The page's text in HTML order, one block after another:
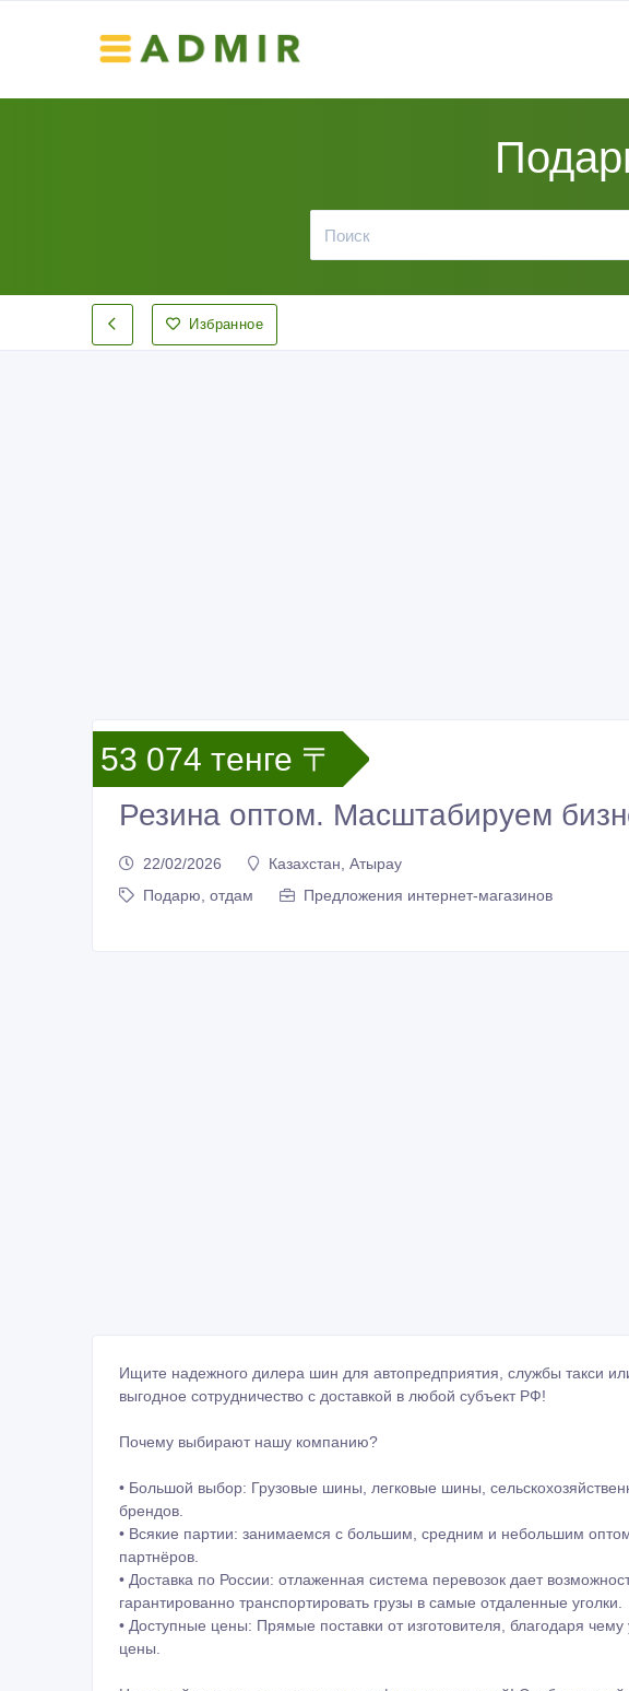
Избранное
53 074 тенге 〒
Резина оптом. Масштабируем
22/02/2026
Казахстан, Атырау
Подарю, отдам
Предложения интернет-магазинов
Ищите надежного дилера шин для автопредприятия, службы такси
выгодное сотрудничество с доставкой в любой субъект РФ!
Почему выбирают нашу компанию?
• Большой выбор: Грузовые шины, легковые шины,
брендов.
• Всякие партии: занимаемся c большим, средним и небольшим
партнёров.
• Доставка по России: отлаженная система перевозок дает
гарантированно транспортировать грузы в самые отдаленные уголки.
• Доступные цены: Прямые поставки от изготовителя, благодаря
цены.